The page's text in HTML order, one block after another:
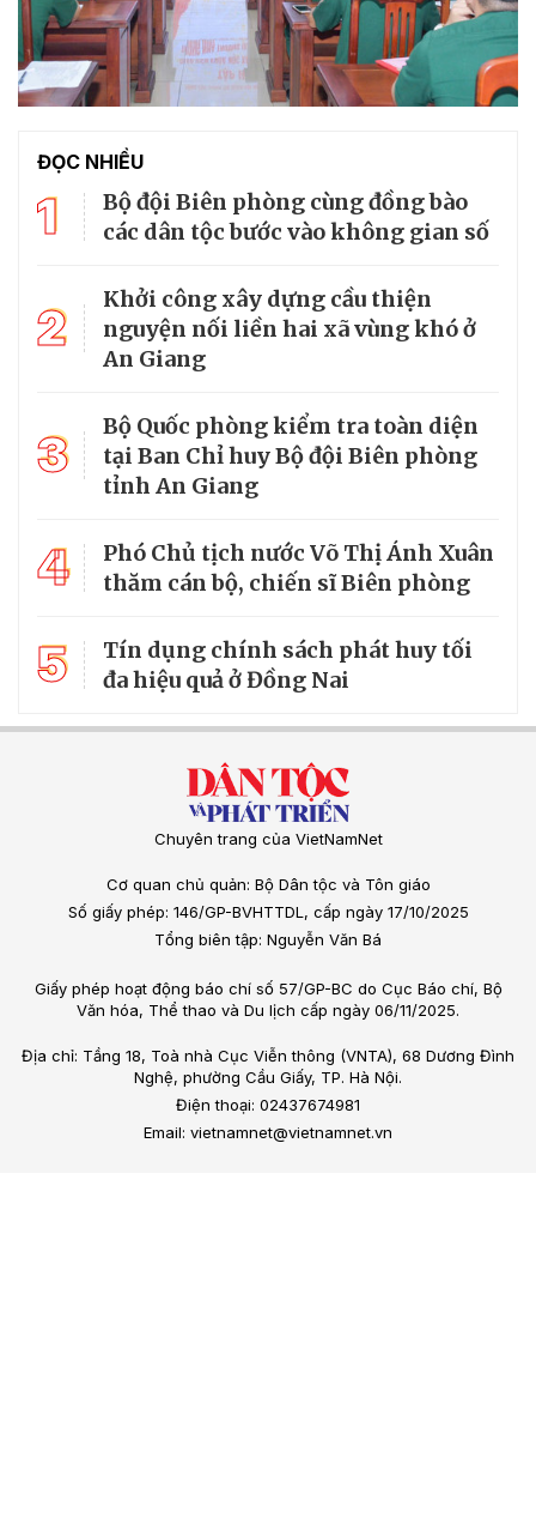
ĐỌC NHIỀU
1
Bộ đội Biên phòng cùng đồng bào
các dân tộc bước vào không gian số
2
Khởi công xây dựng cầu thiện
nguyện nối liền hai xã vùng khó ở
An Giang
3
Bộ Quốc phòng kiểm tra toàn diện
tại Ban Chỉ huy Bộ đội Biên phòng
tỉnh An Giang
4
Phó Chủ tịch nước Võ Thị Ánh Xuân
thăm cán bộ, chiến sĩ Biên phòng
5
Tín dụng chính sách phát huy tối
đa hiệu quả ở Đồng Nai
Chuyên trang của VietNamNet
Cơ quan chủ quản: Bộ Dân tộc và Tôn giáo
Số giấy phép: 146/GP-BVHTTDL, cấp ngày 17/10/2025
Tổng biên tập: Nguyễn Văn Bá
Giấy phép hoạt động báo chí số 57/GP-BC do Cục Báo chí, Bộ
Văn hóa, Thể thao và Du lịch cấp ngày 06/11/2025.
Địa chỉ: Tầng 18, Toà nhà Cục Viễn thông (VNTA), 68 Dương Đình
Nghệ, phường Cầu Giấy, TP. Hà Nội.
Điện thoại: 02437674981
Email: vietnamnet@vietnamnet.vn